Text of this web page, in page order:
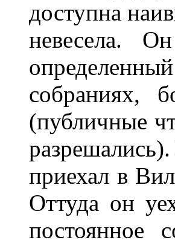
доступна
невесела.
собраниях,
(публичные
приехал в
Оттуда он
постоянное